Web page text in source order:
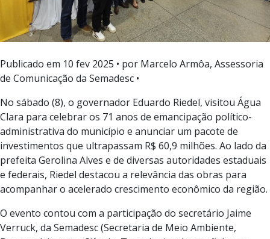
Publicado em 10 fev 2025 • por Marcelo Armôa, Assessoria
de Comunicação da Semadesc •
No sábado (8), o governador Eduardo Riedel, visitou Água
Clara para celebrar os 71 anos de emancipação político-
administrativa do município e anunciar um pacote de
investimentos que ultrapassam R$ 60,9 milhões. Ao lado da
prefeita Gerolina Alves e de diversas autoridades estaduais
e federais, Riedel destacou a relevância das obras para
acompanhar o acelerado crescimento econômico da região.
O evento contou com a participação do secretário Jaime
Verruck, da Semadesc (Secretaria de Meio Ambiente,